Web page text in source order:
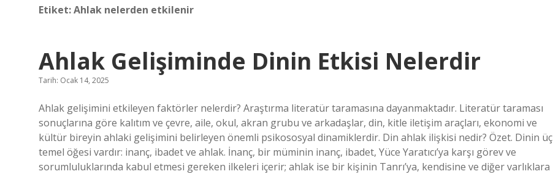
Etiket:Ahlak nelerden etkilenir
Ahlak Gelişiminde Dinin Etkisi Nelerdir
Tarih: Ocak 14, 2025
Ahlak gelişimini etkileyen faktörler nelerdir? Araştırma literatür taramasına dayanmaktadır. Literatür taraması
sonuçlarına göre kalıtım ve çevre, aile, okul, akran grubu ve arkadaşlar, din, kitle iletişim araçları, ekonomi ve
kültür bireyin ahlaki gelişimini belirleyen önemli psikososyal dinamiklerdir. Din ahlak ilişkisi nedir? Özet. Dinin üç
temel öğesi vardır: inanç, ibadet ve ahlak. İnanç, bir müminin inanç, ibadet, Yüce Yaratıcı’ya karşı görev ve
sorumluluklarında kabul etmesi gereken ilkeleri içerir; ahlak ise bir kişinin Tanrı’ya, kendisine ve diğer varlıklara